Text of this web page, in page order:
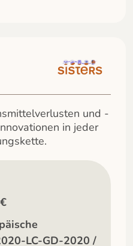
und -
in jeder
LC-GD-2020 /